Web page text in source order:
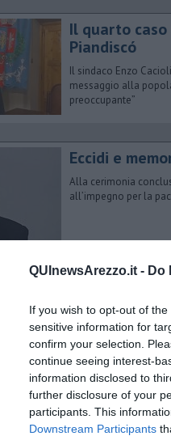
QUInewsArezzo.it - Do
If you wish to opt-out of
sensitive information for
confirm your selection.
continue seeing interest-
information disclosed to
further disclosure of your
participants. This
Downstream Participants
Il quarto
Piandiscó
Il sindaco Enzo
messaggio alla
preoccupante”
Eccidi e
Alla cerimonia
all’impegno per la
Capofila per Atem 2
l'Empolese Valdelsa,
Quattro